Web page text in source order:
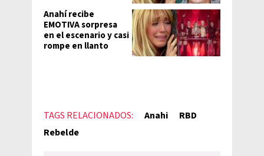
Anahí recibe
EMOTIVA sorpresa
en el escenario y casi
rompe en llanto
TAGS RELACIONADOS: Anahi
RBD
Rebelde